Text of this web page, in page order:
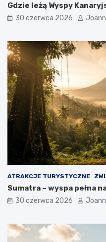
Gdzie leżą Wyspy
30 czerwca 2026
ATRAKCJE TURYSTYCZNE
Sumatra – wyspa pełna
30 czerwca 2026